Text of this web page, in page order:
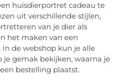
huisdierportret cadeau te
uit verschillende stijlen,
van je dier als
het maken van een
de webshop kun je alle
je gemak bekijken, waarna je
bestelling plaatst.